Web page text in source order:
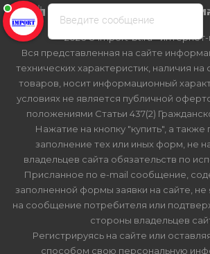
2026 © Import-bt.ru - интернет-
Вся представленная на сайте
технических характеристик, наличия на
товаров, носит информационный
условиях не является публичной
положениями Статьи 437(2)
Нажатие на кнопку "купить", а
заполнение тех или иных форм, не
владельцев сайта обязательств по
Присланное по e-mail сообщение,
заполненной формы заявки на сайте, не
на сообщение потребителя или
стороны владельцев
Регистрируясь на сайте или
способом свою персональную
Введите сообщение